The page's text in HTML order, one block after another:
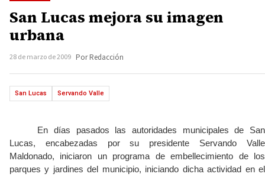
San Lucas mejora su imagen
urbana
28 de marzo de 2009 Por Redacción
San Lucas Servando Valle
En días pasados las autoridades municipales de San
Lucas, encabezadas por su presidente Servando Valle
Maldonado, iniciaron un programa de embellecimiento de los
parques y jardines del municipio, iniciando dicha actividad en el